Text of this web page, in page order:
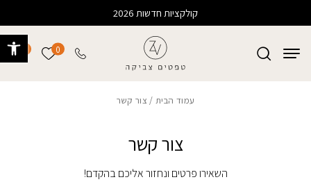
קולקציות חדשות 2026
0 הרשימה
עמוד הבית / צור קשר
צור קשר
השאירו פרטים ונחזור אליכם בהקדם!